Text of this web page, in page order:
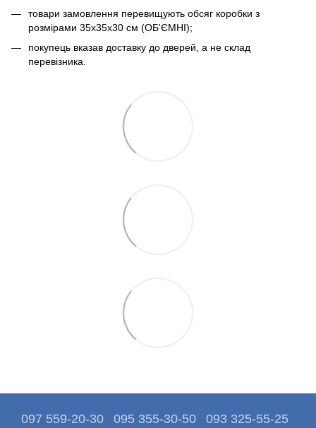
товари замовлення перевищують обсяг коробки з
розмірами 35х35х30 см (ОБ'ЄМНІ);
покупець вказав доставку до дверей, а не склад
перевізника.
097 559-20-30 095 355-30-50 093 325-55-25